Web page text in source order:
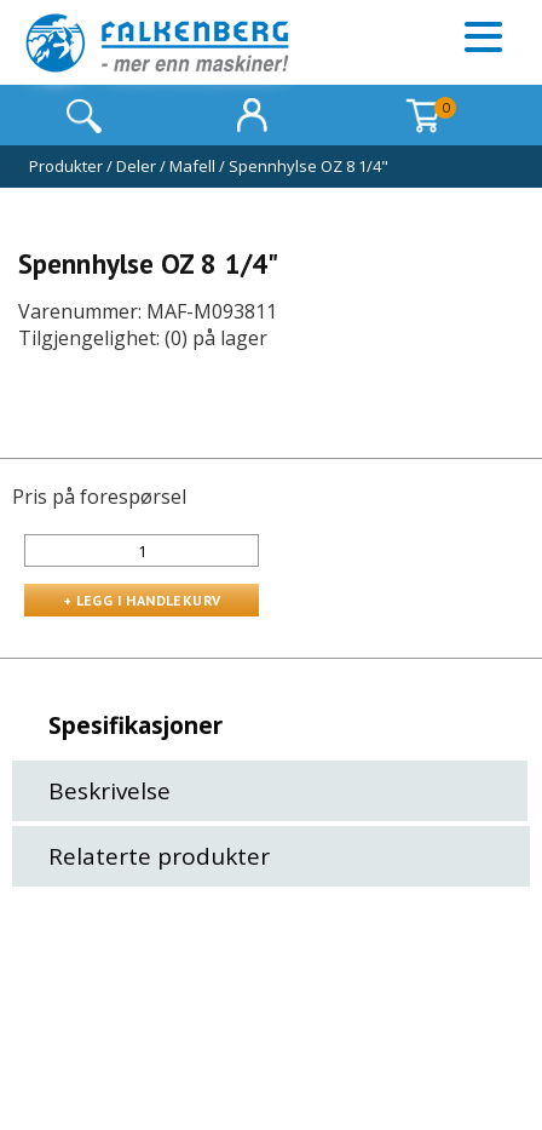
0
Produkter/Deler/Mafell / Spennhylse OZ 8 1/4"
Spennhylse OZ 8 1/4"
Varenummer: MAF-M093811
Tilgjengelighet: (0) på lager
Pris på forespørsel
Spesifikasjoner
Beskrivelse
Relaterte produkter